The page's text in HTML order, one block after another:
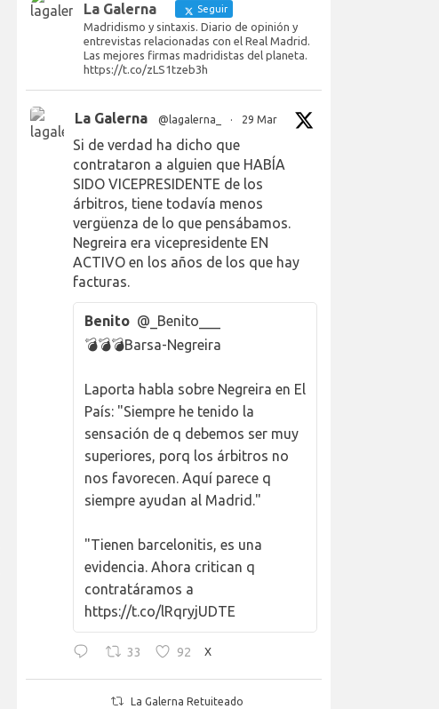
La Galerna Seguir
Madridismo y sintaxis. Diario de opinión y
entrevistas relacionadas con el Real Madrid.
Las mejores firmas madridistas del planeta.
https://t.co/zLS1tzeb3h
La Galerna @lagalerna_ · 29 Mar
Si de verdad ha dicho que
contrataron a alguien que HABÍA
SIDO VICEPRESIDENTE de los
árbitros, tiene todavía menos
vergüenza de lo que pensábamos.
Negreira era vicepresidente EN
ACTIVO en los años de los que hay
facturas.
Benito @_Benito___
💣💣💣Barsa-Negreira
Laporta habla sobre Negreira en El
País: "Siempre he tenido la
sensación de q debemos ser muy
superiores, porq los árbitros no
nos favorecen. Aquí parece q
siempre ayudan al Madrid."
"Tienen barcelonitis, es una
evidencia. Ahora critican q
contratáramos a
https://t.co/lRqryjUDTE
33 92 X
La Galerna Retuiteado